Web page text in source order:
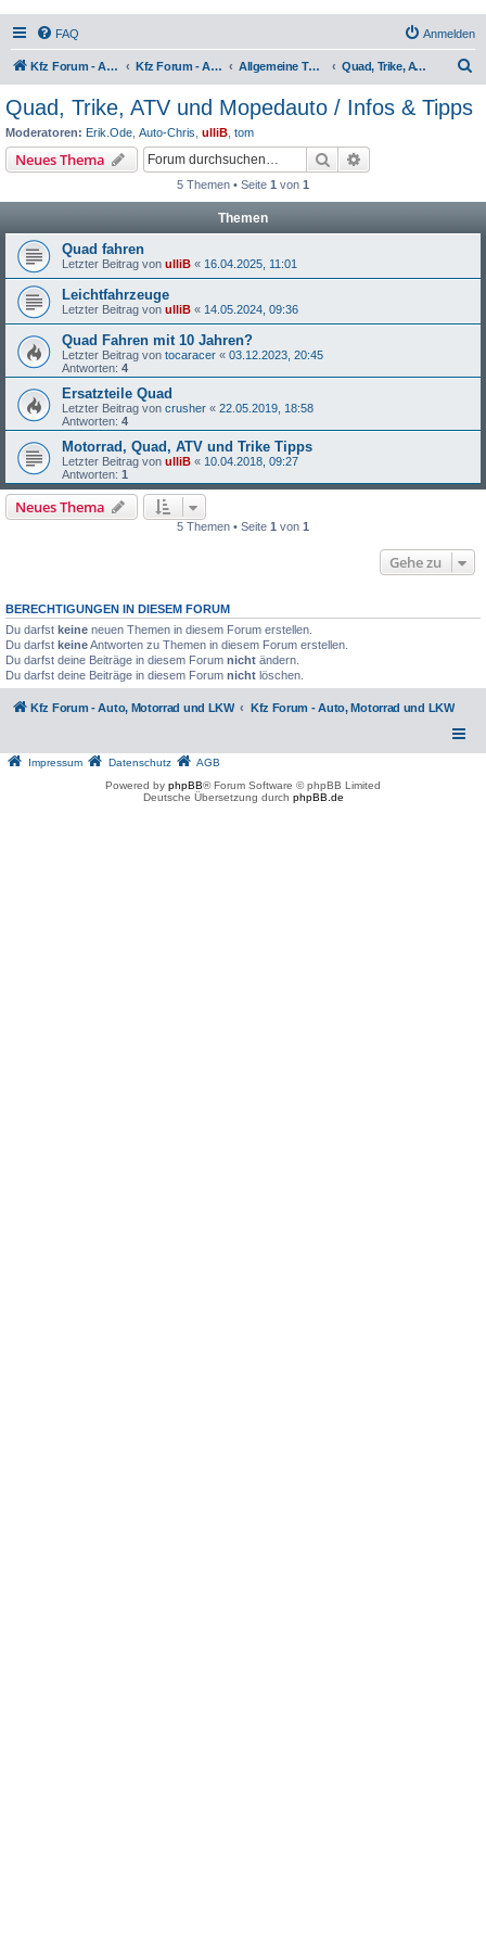
FAQ Anmelden
Kfz Forum - Auto, Motorrad und LKW Kfz Forum - Auto, Motorrad und LKW Allgemeine Themen rund um Motorräder, Trikes, Quads, ATVs, zweirädrige Kleinkrafträder, Mopedautos und Microcars Quad, Trike, ATV und Mopedauto / Infos & Tipps
Quad, Trike, ATV und Mopedauto / Infos & Tipps
Moderatoren: Erik.Ode Auto-Chris ulliB tom
Neues Thema Suche
5 Themen • Seite 1 von 1
Themen
Quad fahren
Letzter Beitrag von ulliB « 16.04.2025, 11:01
Leichtfahrzeuge
Letzter Beitrag von ulliB « 14.05.2024, 09:36
Quad Fahren mit 10 Jahren?
Letzter Beitrag von tocaracer « 03.12.2023, 20:45
Antworten: 4
Ersatzteile Quad
Letzter Beitrag von crusher « 22.05.2019, 18:58
Antworten: 4
Motorrad, Quad, ATV und Trike Tipps
Letzter Beitrag von ulliB « 10.04.2018, 09:27
Antworten: 1
Neues Thema
5 Themen • Seite 1 von 1
Gehe zu
BERECHTIGUNGEN IN DIESEM FORUM
Du darfst keine neuen Themen in diesem Forum erstellen.
Du darfst keineAntworten zu Themen in diesem Forum erstellen.
Du darfst deine Beiträge in diesem Forum nicht ändern.
Du darfst deine Beiträge in diesem Forum nicht löschen.
Kfz Forum - Auto, Motorrad und LKW Kfz Forum - Auto, Motorrad und LKW
Impressum Datenschutz
AGB
Powered by phpBB® Forum Software © phpBB Limited
Deutsche Übersetzung durch phpBB.de